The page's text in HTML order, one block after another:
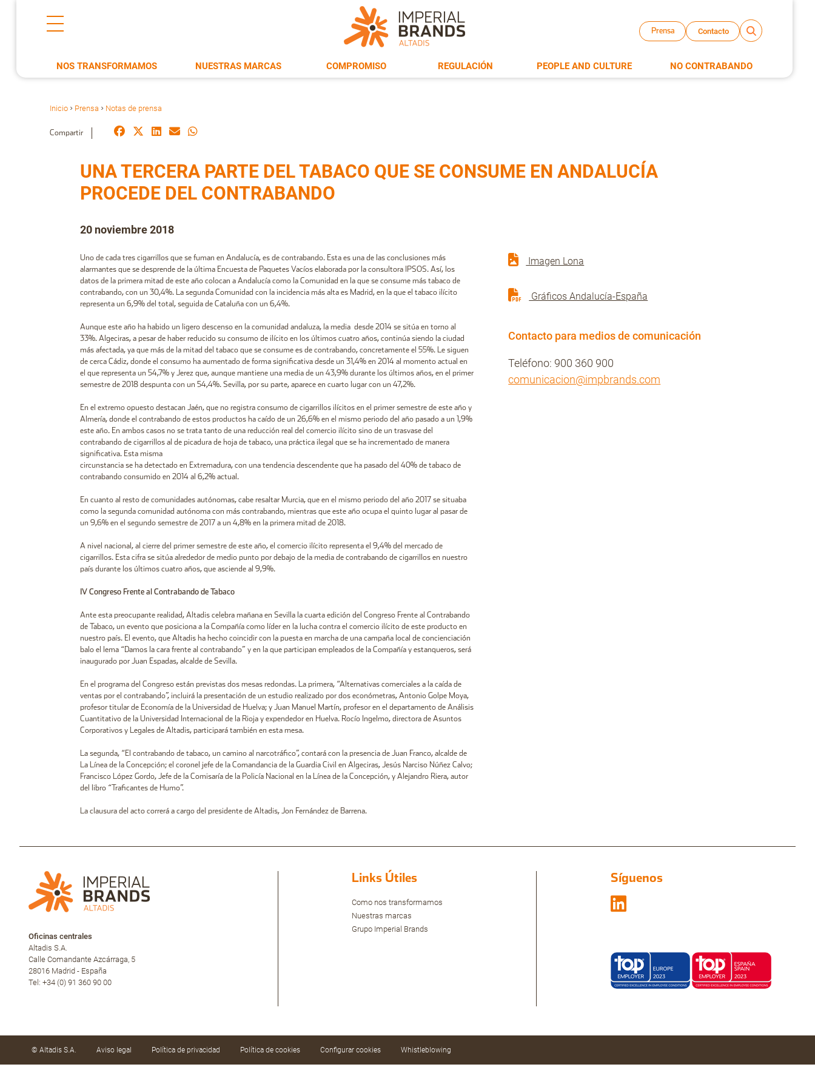
Prensa Contacto
NOS TRANSFORMAMOS NUESTRAS MARCAS COMPROMISO REGULACIÓN PEOPLE AND CULTURE NO CONTRABANDO
Inicio > Prensa > Notas de prensa
Compartir
UNA TERCERA PARTE DEL TABACO QUE SE CONSUME EN ANDALUCÍA
PROCEDE DEL CONTRABANDO
20 noviembre 2018
Uno de cada tres cigarrillos que se fuman en Andalucía, es de contrabando. Esta es una de las conclusiones más
alarmantes que se desprende de la última Encuesta de Paquetes Vacíos elaborada por la consultora IPSOS. Así, los
datos de la primera mitad de este año colocan a Andalucía como la Comunidad en la que se consume más tabaco de
contrabando, con un 30,4%. La segunda Comunidad con la incidencia más alta es Madrid, en la que el tabaco ilícito
representa un 6,9% del total, seguida de Cataluña con un 6,4%.
Aunque este año ha habido un ligero descenso en la comunidad andaluza, la media desde 2014 se sitúa en torno al
33%. Algeciras, a pesar de haber reducido su consumo de ilícito en los últimos cuatro años, continúa siendo la ciudad
más afectada, ya que más de la mitad del tabaco que se consume es de contrabando, concretamente el 55%. Le siguen
de cerca Cádiz, donde el consumo ha aumentado de forma significativa desde un 31,4% en 2014 al momento actual en
el que representa un 54,7% y Jerez que, aunque mantiene una media de un 43,9% durante los últimos años, en el primer
semestre de 2018 despunta con un 54,4%. Sevilla, por su parte, aparece en cuarto lugar con un 47,2%.
En el extremo opuesto destacan Jaén, que no registra consumo de cigarrillos ilícitos en el primer semestre de este año y
Almería, donde el contrabando de estos productos ha caído de un 26,6% en el mismo periodo del año pasado a un 1,9%
este año. En ambos casos no se trata tanto de una reducción real del comercio ilícito sino de un trasvase del
contrabando de cigarrillos al de picadura de hoja de tabaco, una práctica ilegal que se ha incrementado de manera
significativa. Esta misma
circunstancia se ha detectado en Extremadura, con una tendencia descendente que ha pasado del 40% de tabaco de
contrabando consumido en 2014 al 6,2% actual.
En cuanto al resto de comunidades autónomas, cabe resaltar Murcia, que en el mismo periodo del año 2017 se situaba
como la segunda comunidad autónoma con más contrabando, mientras que este año ocupa el quinto lugar al pasar de
un 9,6% en el segundo semestre de 2017 a un 4,8% en la primera mitad de 2018.
A nivel nacional, al cierre del primer semestre de este año, el comercio ilícito representa el 9,4% del mercado de
cigarrillos. Esta cifra se sitúa alrededor de medio punto por debajo de la media de contrabando de cigarrillos en nuestro
país durante los últimos cuatro años, que asciende al 9,9%.
IV Congreso Frente al Contrabando de Tabaco
Ante esta preocupante realidad, Altadis celebra mañana en Sevilla la cuarta edición del Congreso Frente al Contrabando
de Tabaco, un evento que posiciona a la Compañía como líder en la lucha contra el comercio ilícito de este producto en
nuestro país. El evento, que Altadis ha hecho coincidir con la puesta en marcha de una campaña local de concienciación
balo el lema “Damos la cara frente al contrabando” y en la que participan empleados de la Compañía y estanqueros, será
inaugurado por Juan Espadas, alcalde de Sevilla.
En el programa del Congreso están previstas dos mesas redondas. La primera, “Alternativas comerciales a la caída de
ventas por el contrabando”, incluirá la presentación de un estudio realizado por dos económetras, Antonio Golpe Moya,
profesor titular de Economía de la Universidad de Huelva; y Juan Manuel Martín, profesor en el departamento de Análisis
Cuantitativo de la Universidad Internacional de la Rioja y expendedor en Huelva. Rocío Ingelmo, directora de Asuntos
Corporativos y Legales de Altadis, participará también en esta mesa.
La segunda, “El contrabando de tabaco, un camino al narcotráfico”, contará con la presencia de Juan Franco, alcalde de
La Línea de la Concepción; el coronel jefe de la Comandancia de la Guardia Civil en Algeciras, Jesús Narciso Núñez Calvo;
Francisco López Gordo, Jefe de la Comisaría de la Policía Nacional en la Línea de la Concepción, y Alejandro Riera, autor
del libro “Traficantes de Humo”.
La clausura del acto correrá a cargo del presidente de Altadis, Jon Fernández de Barrena.
Imagen Lona
Gráficos Andalucía-España
Contacto para medios de comunicación
Teléfono: 900 360 900
comunicacion@impbrands.com
Oficinas centrales
Altadis S.A.
Calle Comandante Azcárraga, 5
28016 Madrid - España
Tel: +34 (0) 91 360 90 00
Links Útiles
Como nos transformamos
Nuestras marcas
Grupo Imperial Brands
Síguenos
© Altadis S.A. Aviso legal Política de privacidad Política de cookies Configurar cookies Whistleblowing